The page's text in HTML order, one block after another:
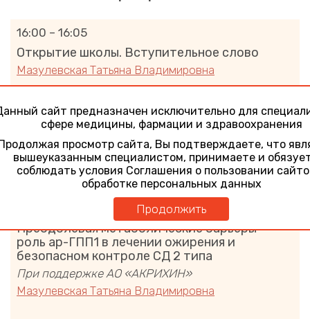
16:00 – 16:05
Открытие школы. Вступительное слово
Мазулевская Татьяна Владимировна
16:05 – 16:35
Борьба с ожирением или свобода
стройности? Как питаться пациенту с
избыточным весом
Мазулевская Татьяна Владимировна
Преодолевая метаболические барьеры —
роль ар-ГПП1 в лечении ожирения и
безопасном контроле СД 2 типа
При поддержке АО «АКРИХИН»
Мазулевская Татьяна Владимировна
сайт предназначен исключительно для
сфере медицины, фармации и здравоохранения
просмотр сайта, Вы подтверждаете, что
вышеуказанным специалистом, принимаете и
соблюдать условия Соглашения о пользовании
обработке персональных данных
Продолжить